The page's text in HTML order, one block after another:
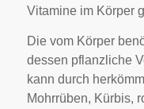
Vitamine im Körper
Die vom Körper
dessen pflanzliche
kann durch
Mohrrüben, Kürbis,